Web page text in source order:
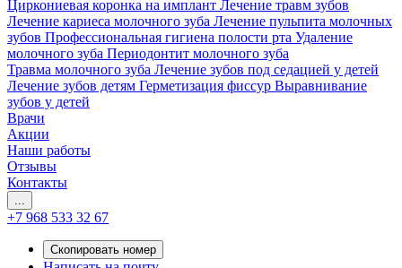
Циркониевая коронка на имплант Лечение травм зубов
Лечение кариеса молочного зуба Лечение пульпита молочных
зубов Профессиональная гигиена полости рта Удаление
молочного зуба Периодонтит молочного зуба
Травма молочного зуба Лечение зубов под седацией у детей
Лечение зубов детям Герметизация фиссур Выравнивание
зубов у детей
Врачи
Акции
Наши работы
Отзывы
Контакты
...
+7 968 533 32 67
Скопировать номер